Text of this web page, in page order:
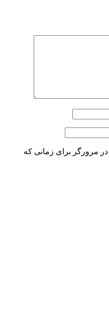
مرورگر برای زمانی که